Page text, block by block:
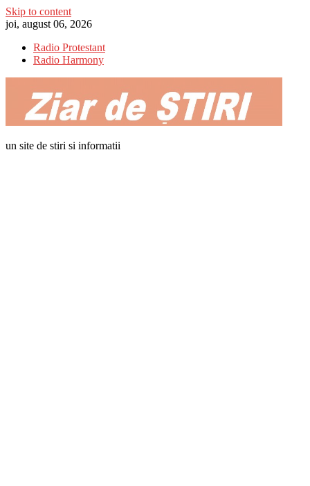
Skip to content
joi, august 06, 2026
Radio Protestant
Radio Harmony
un site de stiri si informatii